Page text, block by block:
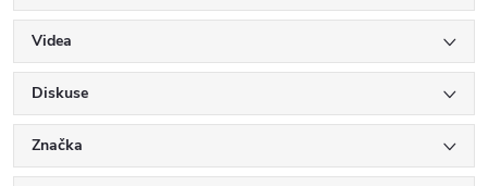
Videa
Diskuse
Značka